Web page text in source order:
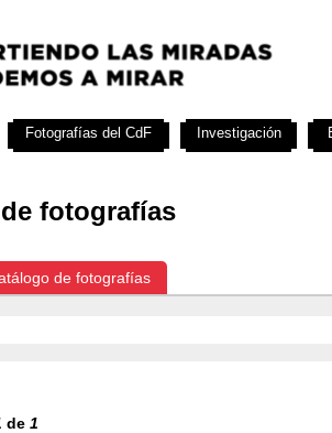
fotografías
de fotografías
de 1
Fotografías del CdF Investigación